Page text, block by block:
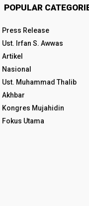
POPULAR
Press Release
Ust. Irfan S. Awwas
Artikel
Nasional
Ust. Muhammad Thalib
Akhbar
Kongres Mujahidin
Fokus Utama